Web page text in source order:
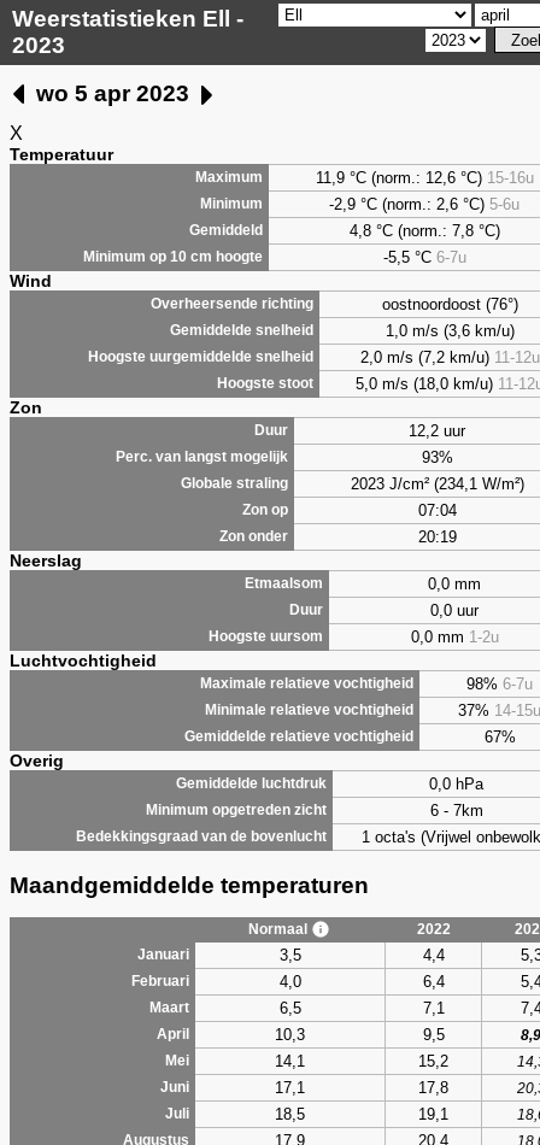
Weerstatistieken Ell -
2023
wo 5 apr 2023
X
Temperatuur
Maximum 11,9 °C (norm.: 12,6 °C) 15-16u
Minimum -2,9 °C (norm.: 2,6 °C) 5-6u
Gemiddeld 4,8°C (norm.: 7,8 °C)
Minimum op 10 cm hoogte -5,5 °C 6-7u
Wind
Overheersende richting oostnoordoost (76°)
Gemiddelde snelheid 1,0 m/s (3,6 km/u)
Hoogste uurgemiddelde snelheid 2,0 m/s (7,2 km/u) 11-12u
Hoogste stoot 5,0 m/s (18,0 km/u) 11-
Zon
Duur 12,2 uur
Perc. van langst mogelijk 93%
Globale straling 2023 J/cm² (234,1 W/m²)
Zon op 07:04
Zon onder 20:19
Neerslag
Etmaalsom 0,0 mm
Duur 0,0 uur
Hoogste uursom 0,0 mm 1-2u
Luchtvochtigheid
Maximale relatieve vochtigheid 98% 6-7u
Minimale relatieve vochtigheid 37% 14-15u
Gemiddelde relatieve vochtigheid 67%
Overig
Gemiddelde luchtdruk 0,0 hPa
Minimum opgetreden zicht 6 - 7km
Bedekkingsgraad van de bovenlucht 1 octa's (Vrijwel
Maandgemiddelde temperaturen
Normaal 2022
Januari
3,5 4,4
Februari 4,0 6,4
Maart 6,5 7,1
April 10,3 9,5
8,9
Mei
14,1 15,2
Juni
17,1 17,8
Juli
18,5 19,1
Augustus
17,9 20,4